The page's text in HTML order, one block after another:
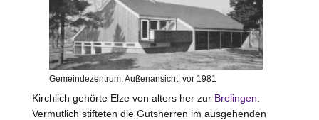
Gemeindezentrum, Außenansicht, vor 1981
Kirchlich gehörte Elzevon alters her zur Brelingen
Vermutlich stifteten die Gutsherren im ausgehenden